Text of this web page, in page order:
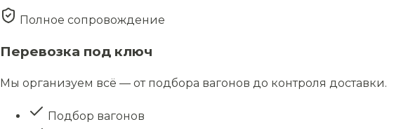
Полное сопровождение
Перевозка под ключ
Мы организуем всё — от подбора вагонов до контроля доставки.
Подбор вагонов